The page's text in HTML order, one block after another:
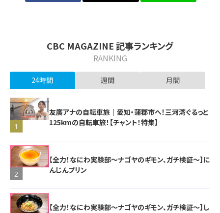
CBC MAGAZINE 記事ランキング
RANKING
24時間 週間 月間
1
友廣アナの自転車旅｜愛知・蒲郡市へ！三河湾ぐるっと
125kmの自転車旅！【チャント！特集】
2
【全力！なにわ実験部～ナゴヤのギモン、ガチ検証～】に
んじんプリン
【全力！なにわ実験部～ナゴヤのギモン、ガチ検証～】し